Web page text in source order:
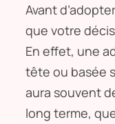
Avant
que votre
En effet, une
tête ou basée
aura souvent
long terme,